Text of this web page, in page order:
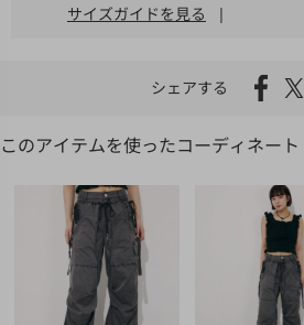
サイズガイドを見る |
シェアする
このアイテムを使ったコーディネート